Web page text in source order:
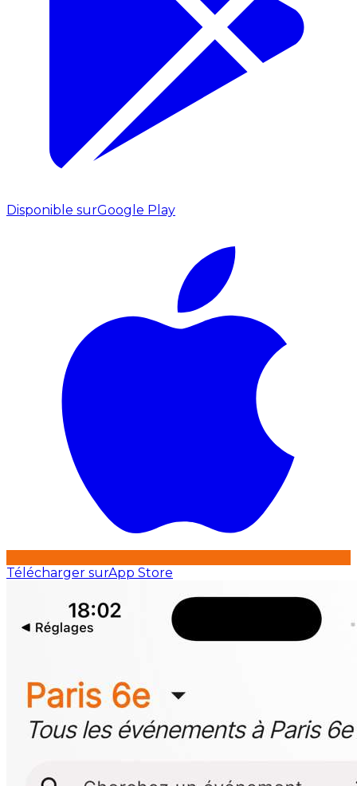
Disponible surGoogle Play
Télécharger surApp Store